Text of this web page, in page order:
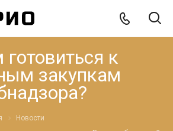
к
закупкам
Новости